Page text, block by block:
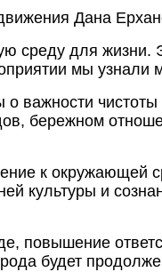
Дана
для жизни.
мы узнали
важности
бережном
к окружающей
культуры и
повышение
будет